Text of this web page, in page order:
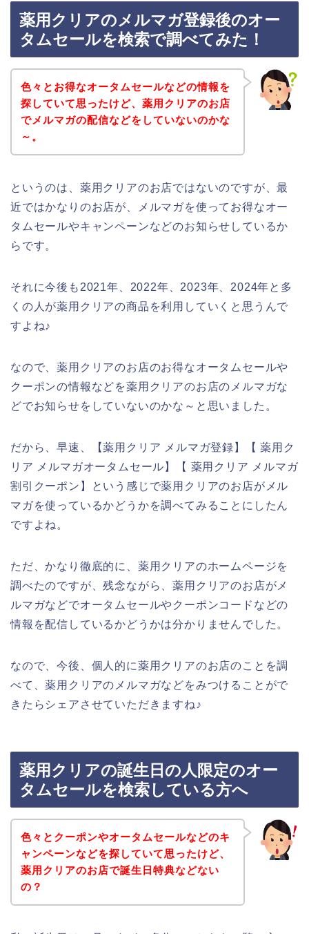
薬用クリアのメルマガ登録後のオー
タムセールを検索で調べてみた！
色々とお得なオータムセールなどの情報を
探していて思ったけど、薬用クリアのお店
でメルマガの配信などをしていないのかな
～。
というのは、薬用クリアのお店ではないのですが、最
近ではかなりのお店が、メルマガを使ってお得なオー
タムセールやキャンペーンなどのお知らせしているか
らです。
それに今後も2021年、2022年、2023年、2024年と多
くの人が薬用クリアの商品を利用していくと思うんで
すよね♪
なので、薬用クリアのお店のお得なオータムセールや
クーポンの情報などを薬用クリアのお店のメルマガな
どでお知らせをしていないのかな～と思いました。
だから、早速、【薬用クリア メルマガ登録】【 薬用ク
リア メルマガオータムセール】【 薬用クリア メルマガ
割引クーポン】という感じで薬用クリアのお店がメル
マガを使っているかどうかを調べてみることにしたん
ですよね。
ただ、かなり徹底的に、薬用クリアのホームページを
調べたのですが、残念ながら、薬用クリアのお店がメ
ルマガなどでオータムセールやクーポンコードなどの
情報を配信しているかどうかは分かりませんでした。
なので、今後、個人的に薬用クリアのお店のことを調
べて、薬用クリアのメルマガなどをみつけることがで
きたらシェアさせていただきますね♪
薬用クリアの誕生日の人限定のオー
タムセールを検索している方へ
色々とクーポンやオータムセールなどのキ
ャンペーンなどを探していて思ったけど、
薬用クリアのお店で誕生日特典などない
の？